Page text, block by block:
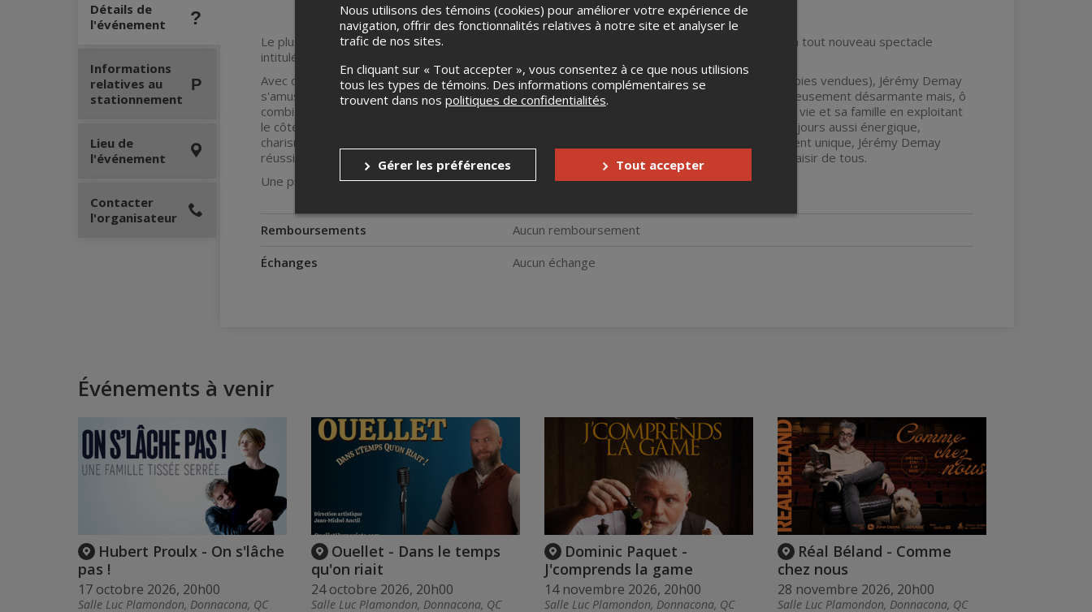
Détails de
l'événement
Le plus québécois des humoristes français, résidant au Québec depuis plus de 17 ans, lance son tout nouveau spectacle
intitulé
Avec ce 3e one man show, et entre l'écriture de ses livres plusieurs fois bestseller (150 000 copies vendues), Jérémy Demay
s'amuse à aller dans des zones plus personnelles et étonnera assurément par un contenu délicieusement désarmante mais, ô
combien hilarante, Jérémy se dévoile comme jamais avec de nombreuses confessions sur lui, sa vie et sa famille en exploitant
le côté comique de situations qu'il à vécues. Avec
on retrouve sur scène un Jérémy toujours aussi énergique,
charismatique et vif d'esprit qui tisse dès le départ un lien NATUREL avec le public. Avec son talent unique, Jérémy Demay
réussit à la fois à faire rire à gorge déployée et à toucher droit au cœur, tout ça pour le grand plaisir de tous.
Une présentation de meuble RD
Remboursements
Aucun remboursement
Échanges
Aucun échange
Informations
relatives au
stationnement
Lieu de
l'événement
Contacter
l'organisateur
Événements à venir
Hubert Proulx - On s'lâche
pas !
17 octobre 2026, 20h00
Salle Luc Plamondon, Donnacona, QC
Ouellet - Dans le temps
qu'on riait
24 octobre 2026, 20h00
Salle Luc Plamondon, Donnacona, QC
Dominic Paquet -
J'comprends la game
14 novembre 2026, 20h00
Salle Luc Plamondon, Donnacona, QC
Réal Béland - Comme
chez nous
28 novembre 2026, 20h00
Salle Luc Plamondon, Donnacona, QC
Nous utilisons des témoins (cookies) pour améliorer votre expérience de
navigation, offrir des fonctionnalités relatives à notre site et analyser le
trafic de nos sites.
En cliquant sur « Tout accepter », vous consentez à ce que nous utilisions
tous les types de témoins. Des informations complémentaires se
trouvent dans nos politiques de confidentialités.
Gérer les préférences Tout accepter